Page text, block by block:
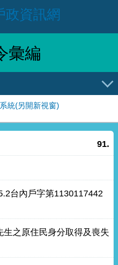
彙編
統(另開新視窗)
91.
台內戶字第1130117442
生之原住民身分取得及喪失